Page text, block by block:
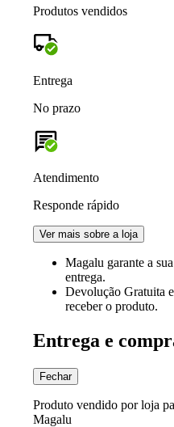
Produtos vendidos
Entrega
No prazo
Atendimento
Responde rápido
Ver mais sobre a loja
Magalu garante a
entrega.
Devolução Gratuita
receber o produto.
Entrega e
Fechar
Produto vendido por loja
Magalu